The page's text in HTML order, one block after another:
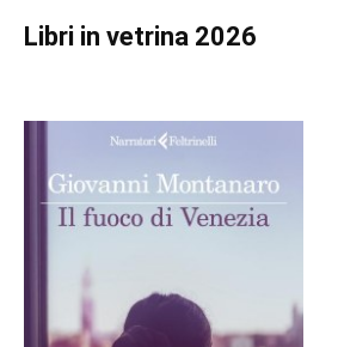
Libri in vetrina 2026